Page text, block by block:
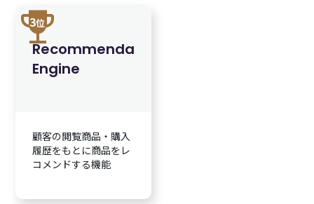
trophy
3位
Recommendation
Engine
顧客の閲覧商品・購入
履歴をもとに商品をレ
コメンドする機能